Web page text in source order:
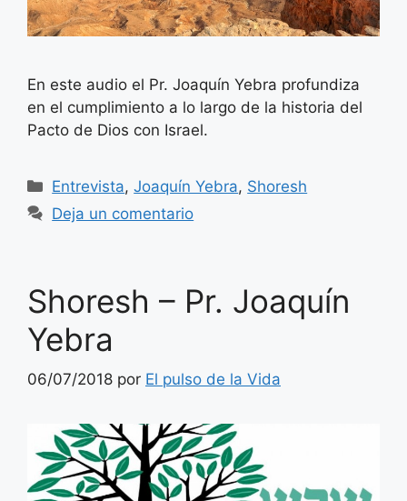
En este audio el Pr. Joaquín Yebra profundiza
en el cumplimiento a lo largo de la historia del
Pacto de Dios con Israel.
Categorías
Entrevista,Joaquín Yebra, Shoresh
Deja un comentario
Shoresh – Pr. Joaquín
Yebra
06/07/2018 por El pulso de la Vida